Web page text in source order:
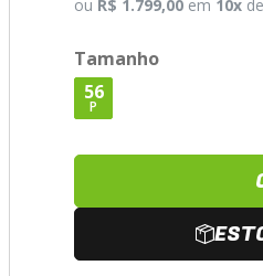
ou R$ 1.799,00 em 10x de
Tamanho
56
P